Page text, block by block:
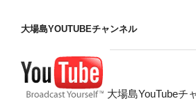
大場島YOUTUBEチャンネル
大場島YouTubeチ